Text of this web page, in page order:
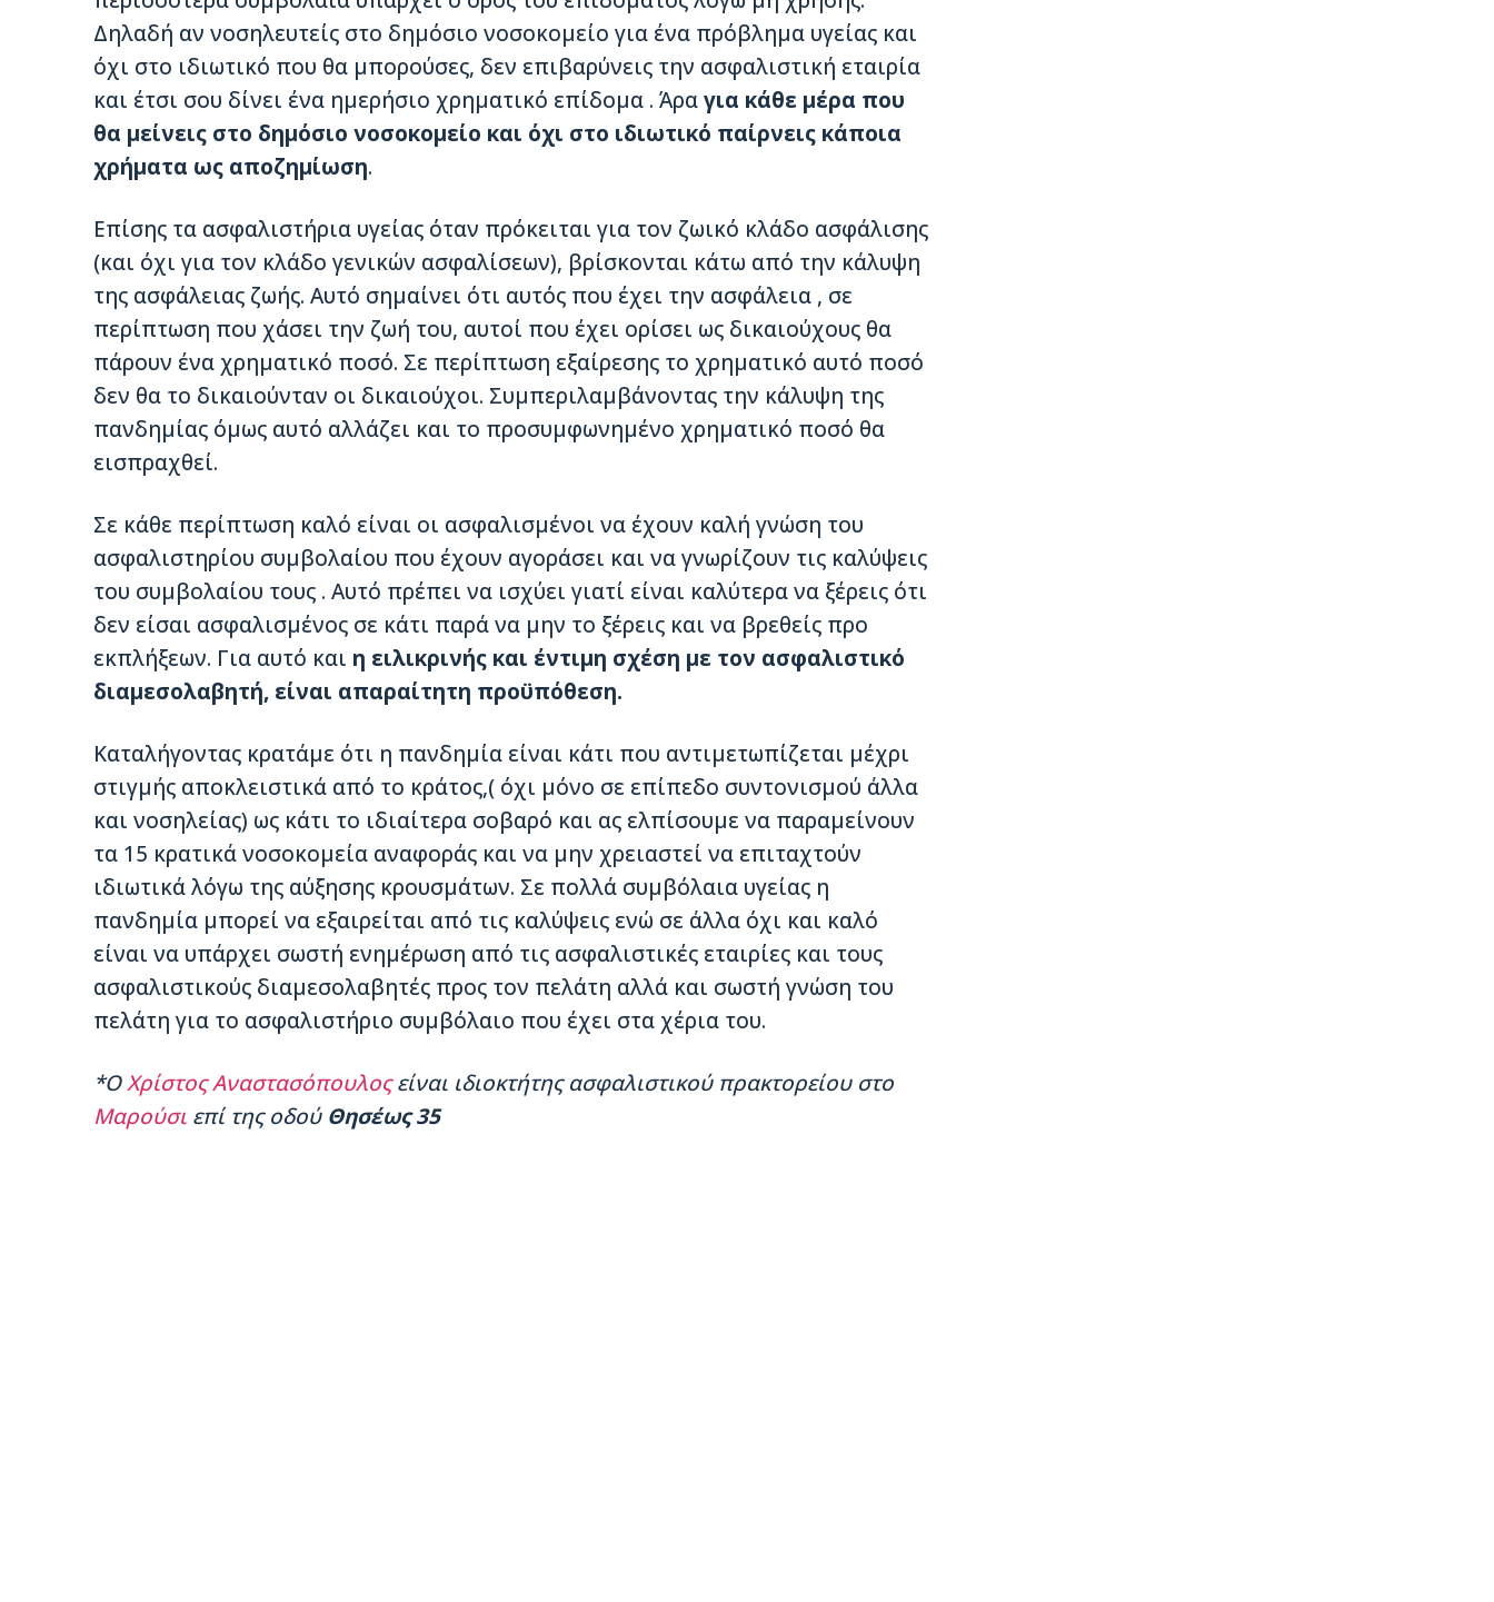
Δηλαδή αν νοσηλευτείς στο δημόσιο νοσοκομείο για ένα πρόβλημα υγείας και
όχι στο ιδιωτικό που θα μπορούσες, δεν επιβαρύνεις την ασφαλιστική εταιρία
και έτσι σου δίνει ένα ημερήσιο χρηματικό επίδομα . Άραγια κάθε μέρα που
θα μείνεις στο δημόσιο νοσοκομείο και όχι στο ιδιωτικό παίρνεις κάποια
χρήματα ως αποζημίωση.
Επίσης τα ασφαλιστήρια υγείας όταν πρόκειται για τον ζωικό κλάδο ασφάλισης
(και όχι για τον κλάδο γενικών ασφαλίσεων), βρίσκονται κάτω από την κάλυψη
της ασφάλειας ζωής. Αυτό σημαίνει ότι αυτός που έχει την ασφάλεια , σε
περίπτωση που χάσει την ζωή του, αυτοί που έχει ορίσει ως δικαιούχους θα
πάρουν ένα χρηματικό ποσό. Σε περίπτωση εξαίρεσης το χρηματικό αυτό ποσό
δεν θα το δικαιούνταν οι δικαιούχοι. Συμπεριλαμβάνοντας την κάλυψη της
πανδημίας όμως αυτό αλλάζει και το προσυμφωνημένο χρηματικό ποσό θα
εισπραχθεί.
Σε κάθε περίπτωση καλό είναι οι ασφαλισμένοι να έχουν καλή γνώση του
ασφαλιστηρίου συμβολαίου που έχουν αγοράσει και να γνωρίζουν τις καλύψεις
του συμβολαίου τους . Αυτό πρέπει να ισχύει γιατί είναι καλύτερα να ξέρεις ότι
δεν είσαι ασφαλισμένος σε κάτι παρά να μην το ξέρεις και να βρεθείς προ
εκπλήξεων. Για αυτό και η ειλικρινής και έντιμη σχέση με τον ασφαλιστικό
διαμεσολαβητή, είναι απαραίτητη προϋπόθεση.
Καταλήγοντας κρατάμε ότι η πανδημία είναι κάτι που αντιμετωπίζεται μέχρι
στιγμής αποκλειστικά από το κράτος,( όχι μόνο σε επίπεδο συντονισμού άλλα
και νοσηλείας) ως κάτι το ιδιαίτερα σοβαρό και ας ελπίσουμε να παραμείνουν
τα 15 κρατικά νοσοκομεία αναφοράς και να μην χρειαστεί να επιταχτούν
ιδιωτικά λόγω της αύξησης κρουσμάτων. Σε πολλά συμβόλαια υγείας η
πανδημία μπορεί να εξαιρείται από τις καλύψεις ενώ σε άλλα όχι και καλό
είναι να υπάρχει σωστή ενημέρωση από τις ασφαλιστικές εταιρίες και τους
ασφαλιστικούς διαμεσολαβητές προς τον πελάτη αλλά και σωστή γνώση του
πελάτη για το ασφαλιστήριο συμβόλαιο που έχει στα χέρια του.
*ΟΧρίστος Αναστασόπουλοςείναι ιδιοκτήτης ασφαλιστικού πρακτορείου στο
Μαρούσι επί της οδού Θησέως 35